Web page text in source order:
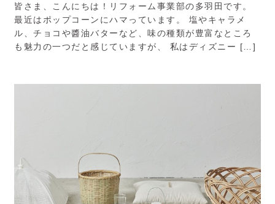
皆さま、こんにちは！リフォーム事業部の多羽田です。
最近はポップコーンにハマっています。 塩やキャラメ
ル、チョコや醬油バターなど、味の種類が豊富なところ
も魅力の一つだと感じていますが、 私はディズニー […]